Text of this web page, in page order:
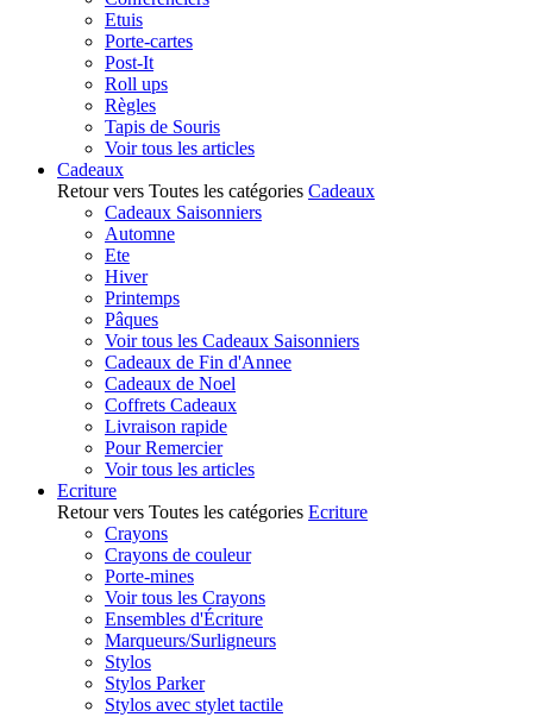
Etuis
Porte-cartes
Post-It
Roll ups
Règles
Tapis de Souris
Voir tous les articles
Cadeaux
Retour vers Toutes les catégories Cadeaux
Cadeaux Saisonniers
Automne
Ete
Hiver
Printemps
Pâques
Voir tous les Cadeaux Saisonniers
Cadeaux de Fin d'Annee
Cadeaux de Noel
Coffrets Cadeaux
Livraison rapide
Pour Remercier
Voir tous les articles
Ecriture
Retour vers Toutes les catégories Ecriture
Crayons
Crayons de couleur
Porte-mines
Voir tous les Crayons
Ensembles d'Écriture
Marqueurs/Surligneurs
Stylos
Stylos Parker
Stylos avec stylet tactile